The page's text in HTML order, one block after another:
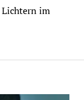
Lichtern im